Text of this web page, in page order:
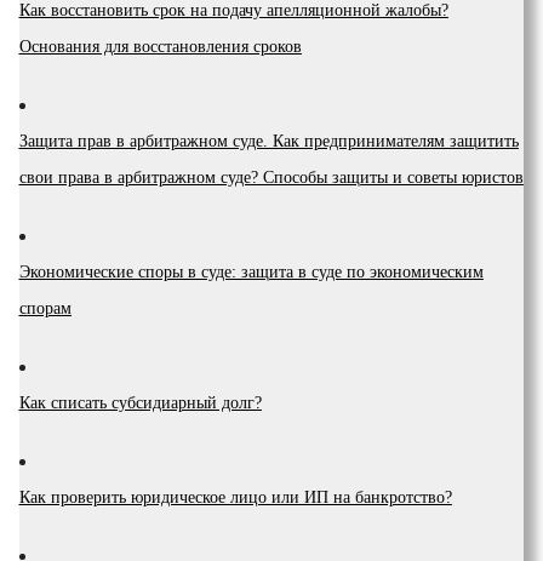
Как восстановить срок на подачу апелляционной жалобы?
Основания для восстановления сроков
Защита прав в арбитражном суде. Как предпринимателям защитить
свои права в арбитражном суде? Способы защиты и советы юристов
Экономические споры в суде: защита в суде по экономическим
спорам
Как списать субсидиарный долг?
Как проверить юридическое лицо или ИП на банкротство?